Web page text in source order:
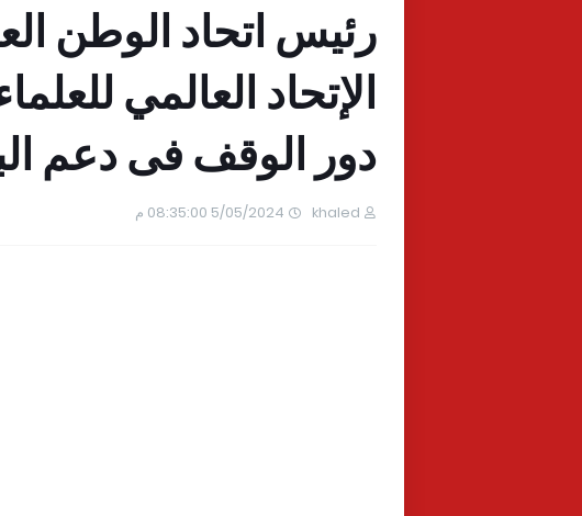
رئيس اتحاد الوطن
الإتحاد العالمي
دور الوقف فى دعم
khaled 5/05/2024 08:35:00 م